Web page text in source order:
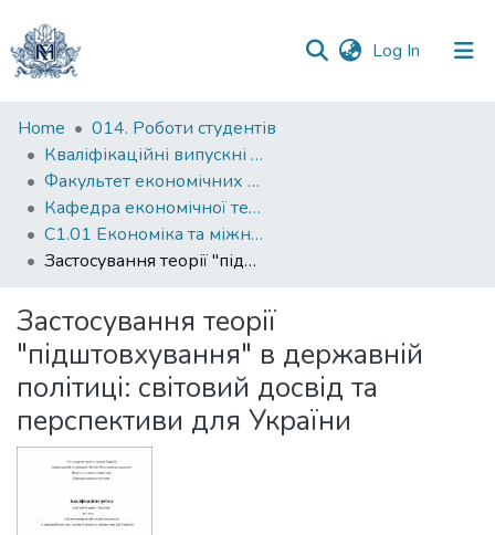
Log In (current)
Communities
&
Collections
All of DSpace
Home
014. Роботи студентів
Кваліфікаційні випускні роботи здобувачів вищої освіти бакалаврських програм
Факультет економічних наук
Кафедра економічної теорії
С1.01 Економіка та міжнародні економічні відносини (економіка)
Застосування теорії "підштовхування" в державній політиці: світовий досвід та перспективи для України
Застосування теорії
"підштовхування" в державній
політиці: світовий досвід та
перспективи для України